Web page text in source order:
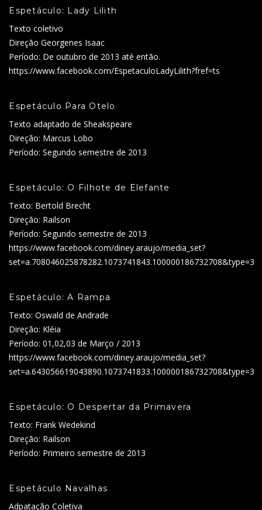
Espetáculo: Lady Lilith
Texto coletivo
Direção Georgenes Isaac
Período: De outubro de 2013 até então.
https://www.facebook.com/EspetaculoLadyLilith?fref=ts
Espetáculo Para Otelo
Texto adaptado de Sheakspeare
Direção: Marcus Lobo
Período: Segundo semestre de 2013
Espetáculo: O Filhote de Elefante
Texto: Bertold Brecht
Direção: Railson
Período: Segundo semestre de 2013
https://www.facebook.com/diney.araujo/media_set?
set=a.708046025878282.1073741843.100000186732708&type=3
Espetáculo: A Rampa
Texto: Oswald de Andrade
Direção: Kléia
Período: 01,02,03 de Março / 2013
https://www.facebook.com/diney.araujo/media_set?
set=a.643056619043890.1073741833.100000186732708&type=3
Espetáculo: O Despertar da Primavera
Texto: Frank Wedekind
Direção: Railson
Período: Primeiro semestre de 2013
Espetáculo Navalhas
Adpatação Coletiva